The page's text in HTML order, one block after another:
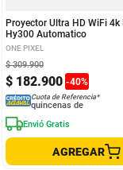
Proyector Ultra HD WiFi
Hy300 Automatico
ONE PIXEL
$ 182.900 -40%
$ 309.900
Cuota de Referencia*
quincenas de
Envió Gratis
AGREGAR